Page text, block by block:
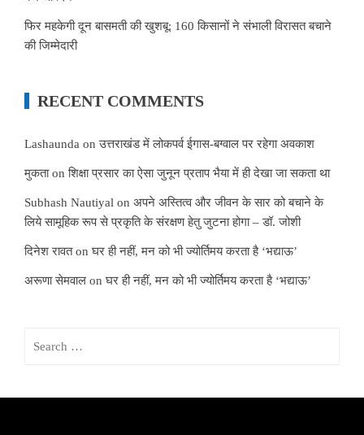
फिर महकेगी दून बासमती की खुशबू: 160 किसानों ने संभाली विरासत बचाने
की जिम्मेदारी
RECENT COMMENTS
Lashaunda onउत्तराखंड में लोकपर्व ईगास-बग्वाल पर रहेगा अवकाश
मुकताonशिक्षा प्रसार का ऐसा जुनून प्रताप भैया में ही देखा जा सकता था
Subhash Nautiyal on अपने अस्तित्व और जीवन के सार को बचाने के
लिये सामूहिक रूप से प्रकृति के संरक्षण हेतु जुटना होगा – डॉ. जोशी
दिनेश रावतonघर ही नहीं, मन को भी ज्योर्तिमय करता है ‘भद्याऊ’
अरूणा सेमवाल onघर ही नहीं, मन को भी ज्योर्तिमय करता है ‘भद्याऊ’